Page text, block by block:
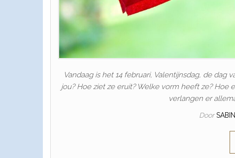
Vandaag is het 14 februari, Valentijnsdag, de dag
jou? Hoe ziet ze eruit? Welke vorm heeft ze? Hoe
verlangen er
Door